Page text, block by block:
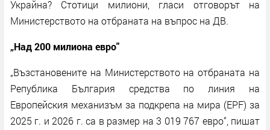
Украйна? Стотици милиони, гласи отговорът на
Министерството на отбраната на въпрос на ДВ.
„Над 200 милиона евро"
„Възстановените на Министерството на отбраната на
Република България средства по линия на
Европейския механизъм за подкрепа на мира (EPF) за
2025 г. и 2026 г. са в размер на 3 019 767 евро“, пишат